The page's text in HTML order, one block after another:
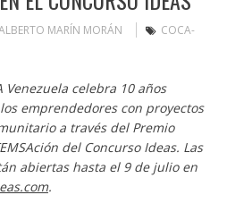
MARÍN MORÁN
COCA-
Venezuela celebra 10 años
emprendedores con proyectos
a través del Premio
del Concurso Ideas. Las
abiertas hasta el 9 de julio en
.